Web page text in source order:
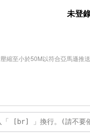
未登
縮至小於50M以符合亞馬遜推